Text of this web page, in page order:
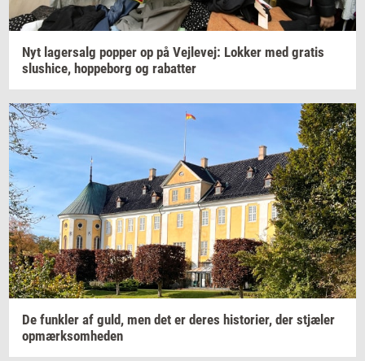
Nyt la­ger­salg pop­per op på Vej­le­vej: Lok­ker med gra­tis
slus­hi­ce, hop­pe­borg og ra­bat­ter
De funk­ler af guld, men det er deres hi­sto­ri­er, der stjæ­ler
op­mærk­som­he­den